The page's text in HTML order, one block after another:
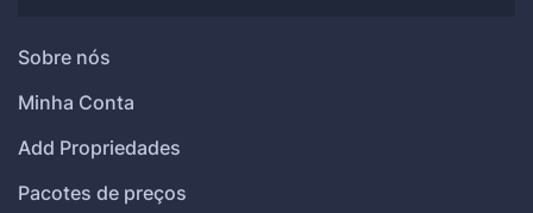
Sobre nós
Minha Conta
Add Propriedades
Pacotes de preços